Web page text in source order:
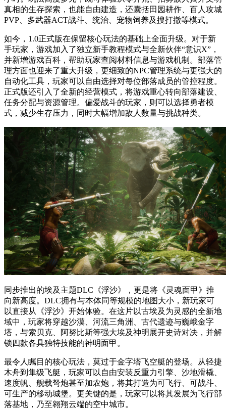
真相的生存探索，也能自由建造，还囊括田园耕作、百人攻城
PVP、多武器ACT战斗、统治、宠物饲养及搜打撤等模式。
如今，1.0正式版在保留核心玩法的基础上全面升级。对于新
手玩家，游戏加入了独立新手教程模式与全新伙伴“意识X”，
并新增游戏百科，帮助玩家查阅材料信息与游戏机制。部落管
理方面也迎来了重大升级，更细致的NPC管理系统与更强大的
自动化工具，玩家可以自由选择对每位部落成员的管控程度。
正式版还引入了全新的经营模式，将游戏重心转向部落建设、
任务分配与资源管理。偏爱战斗的玩家，则可以选择勇者模
式，减少生存压力，同时大幅增加敌人数量与挑战种类。
同步推出的埃及主题DLC《浮沙》，更是将《灵魂面甲》推
向新高度。DLC拥有与本体同等规模的地图大小，新玩家可
以直接从《浮沙》开始体验。在这片以古埃及为灵感的全新地
域中，玩家将穿越沙漠、河流三角洲、古代遗迹与巍峨金字
塔，与索贝克、阿努比斯等强大埃及神明展开史诗对决，并解
锁四款各具独特技能的神明面甲。
最令人瞩目的核心玩法，莫过于金字塔飞空艇的登场。从轻捷
木舟到隼级飞艇，玩家可以自由安装反重力引擎、沙地滑橇、
速度帆、舰载弩炮甚至加农炮，将其打造为可飞行、可战斗、
可生产的移动城堡。更关键的是，玩家可以将其发展为飞行部
落基地，乃至翱翔云端的空中城市。